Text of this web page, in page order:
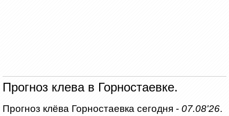
Прогноз клева в Горностаевке.
Прогноз клёва Горностаевка сегодня - 07.08'26.